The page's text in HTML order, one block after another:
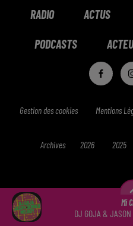
Mi
DJ GOJA & JASON
RADIO ACTUS
PODCASTS
Gestion des cookies Mentions
Archives 2026 2025